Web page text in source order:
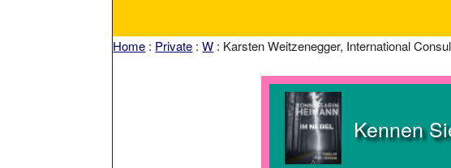
Home : Private :W : Karsten Weitzenegger, International
Kennen